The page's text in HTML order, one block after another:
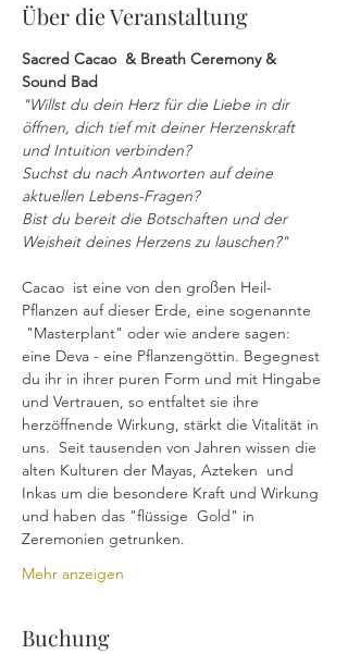
Über die Veranstaltung
Sacred Cacao  & Breath Ceremony &
Sound Bad
"Willst du dein Herz für die Liebe in dir
öffnen, dich tief mit deiner Herzenskraft
und Intuition verbinden?
Suchst du nach Antworten auf deine
aktuellen Lebens-Fragen?
Bist du bereit die Botschaften und der
Weisheit deines Herzens zu lauschen?"
Cacao  ist eine von den großen Heil-
Pflanzen auf dieser Erde, eine sogenannte
"Masterplant" oder wie andere sagen:
eine Deva - eine Pflanzengöttin. Begegnest
du ihr in ihrer puren Form und mit Hingabe
und Vertrauen, so entfaltet sie ihre
herzöffnende Wirkung, stärkt die Vitalität in
uns.  Seit tausenden von Jahren wissen die
alten Kulturen der Mayas, Azteken  und
Inkas um die besondere Kraft und Wirkung
und haben das "flüssige  Gold" in
Zeremonien getrunken.
Mehr anzeigen
Buchung